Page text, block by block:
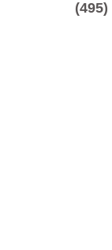
(495)